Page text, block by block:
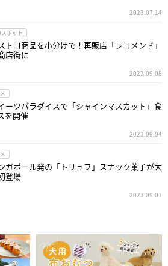
2023.07.14
スポット
トコ商品を小分けで！再販店「レコメンド」
店街に
2023.09.08
ーツパラダイスで「シャインマスカット」食
を開催
2023.09.04
ガポール発の「トリュフ」スナック菓子が大
登場
2023.09.01